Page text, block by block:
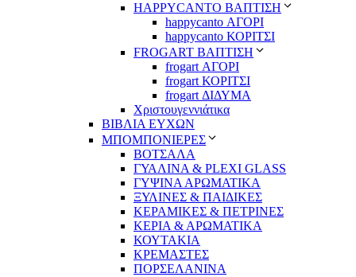
HAPPYCANTO ΒΑΠΤΙΣΗ
happycanto ΑΓΟΡΙ
happycanto ΚΟΡΙΤΣΙ
FROGART ΒΑΠΤΙΣΗ
frogart ΑΓΟΡΙ
frogart ΚΟΡΙΤΣΙ
frogart ΔΙΔΥΜΑ
Χριστουγεννιάτικα
ΒΙΒΛΙΑ ΕΥΧΩΝ
ΜΠΟΜΠΟΝΙΕΡΕΣ
ΒΟΤΣΑΛΑ
ΓΥΑΛΙΝΑ & PLEXI GLASS
ΓΥΨΙΝΑ ΑΡΩΜΑΤΙΚΑ
ΞΥΛΙΝΕΣ & ΠΑΙΔΙΚΕΣ
ΚΕΡΑΜΙΚΕΣ & ΠΕΤΡΙΝΕΣ
ΚΕΡΙΑ & ΑΡΩΜΑΤΙΚΑ
ΚΟΥΤΑΚΙΑ
ΚΡΕΜΑΣΤΕΣ
ΠΟΡΣΕΛΑΝΙΝΑ